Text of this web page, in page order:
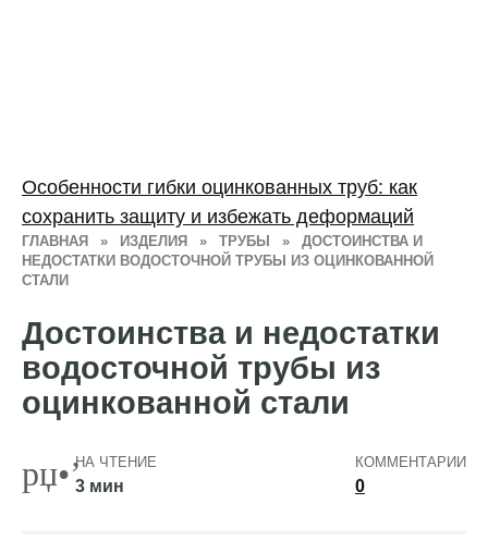
ГЛАВНАЯ » ИЗДЕЛИЯ » ТРУБЫ »
ДОСТОИНСТВА И
НЕДОСТАТКИ ВОДОСТОЧНОЙ ТРУБЫ ИЗ ОЦИНКОВАННОЙ
СТАЛИ
Достоинства и недостатки
водосточной трубы из
оцинкованной стали
НА ЧТЕНИЕ
3 мин
КОММЕНТАРИИ
0
Особенности гибки оцинкованных труб: как
сохранить защиту и избежать деформаций